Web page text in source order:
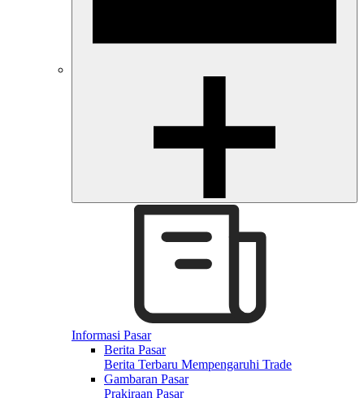
Informasi Pasar
Berita Pasar
Berita Terbaru Mempengaruhi Trade
Gambaran Pasar
Prakiraan Pasar